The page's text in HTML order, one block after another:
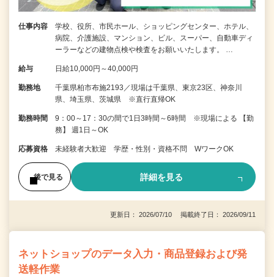
仕事内容
学校、役所、市民ホール、ショッピングセンター、ホテル、
病院、介護施設、マンション、ビル、スーパー、自動車ディ
ーラーなどの建物点検や検査をお願いいたします。 …
給与 日給10,000円～40,000円
勤務地
千葉県柏市布施2193／現場は千葉県、東京23区、神奈川
県、埼玉県、茨城県 ※直行直帰OK
勤務時間
9：00～17：30の間で1日3時間～6時間 ※現場による 【勤
務】 週1日～OK
応募資格 未経験者大歓迎 学歴・性別・資格不問 WワークOK
後で見る 詳細を見る
更新日： 2026/07/10 掲載終了日： 2026/09/11
ネットショップのデータ入力・商品登録および発
送軽作業